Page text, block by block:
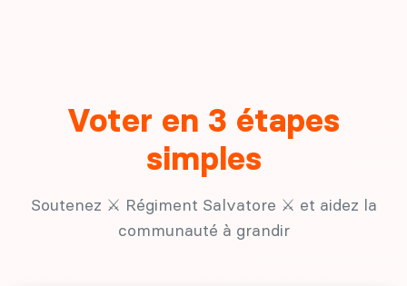
Voter en 3 étapes
simples
Soutenez ⚔ Régiment Salvatore ⚔ et aidez la
communauté à grandir